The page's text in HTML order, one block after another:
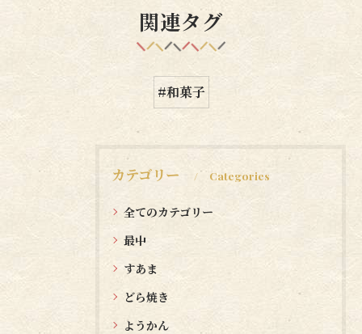
関連タグ
#和菓子
カテゴリー Categories
全てのカテゴリー
最中
すあま
どら焼き
ようかん